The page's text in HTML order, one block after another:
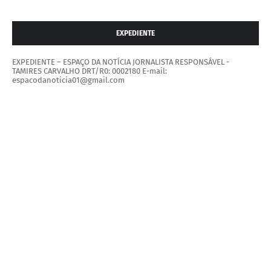
EXPEDIENTE
EXPEDIENTE – ESPAÇO DA NOTÍCIA JORNALISTA RESPONSÁVEL -
TAMIRES CARVALHO DRT/R0: 0002180 E-mail:
espacodanoticia01@gmail.com